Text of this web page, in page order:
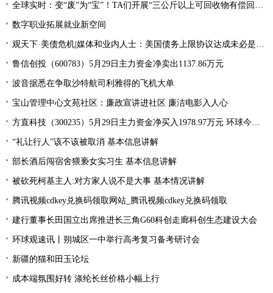
全球实时：变“废”为“宝”！TA们开展“三公斤以上可回收物有偿回收”宣传活动
数字职业拓展就业新空间
观天下·美债危机|媒体和业内人士：美国债务上限协议达成未必是“好消息”
鲁信创投（600783）5月29日主力资金净卖出1137.86万元
波音据悉在争取沙特航司利雅得的飞机大单
宝山管理中心文苑社区：廉政宣讲进社区 廉洁电影入人心
方直科技（300235）5月29日主力资金净买入1978.97万元 环球今亮点
“礼让行人”该不该被取消 基本信息讲解
部长酒后闯宿舍猥亵女实习生 基本信息讲解
被砍死柯基主人:对方家人说不是大事 基本情况讲解
腾讯视频cdkey兑换码领取网站_腾讯视频cdkey兑换码领取
建行董事长田国立出席推进长三角G60科创走廊科创生态建设大会
环球观速讯丨朔城区一中举行高考复习备考研讨会
新疆的猫和田玉论坛
成本端氛围好转 涤纶长丝价格小幅上行